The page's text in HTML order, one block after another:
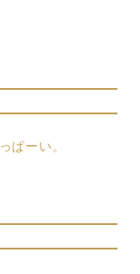
ぱーい。